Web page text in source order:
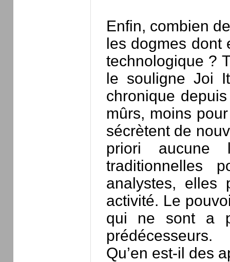
Enfin, combien
les dogmes dont
technologique ?
le souligne Joi
chronique
mûrs, moins
sécrètent de
priori aucune
traditionnelles
analystes, elles
activité. Le
qui ne sont a
prédécesseurs.
Qu’en est-il des